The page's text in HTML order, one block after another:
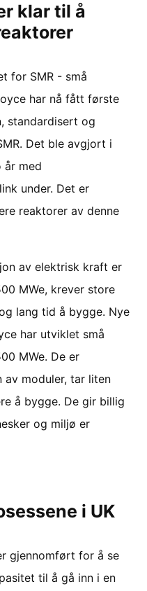
klar til å
for SMR - små
har nå fått første
standardisert og
Det ble avgjort i
år med
under. Det er
reaktorer av denne
av elektrisk kraft er
MWe, krever store
lang tid å bygge. Nye
har utviklet små
MWe. De er
av moduler, tar liten
å bygge. De gir billig
og miljø er
i UK
gjennomført for å se
til å gå inn i en